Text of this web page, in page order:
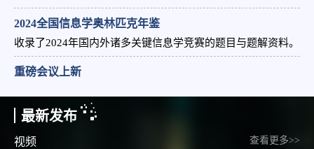
2024全国信息学奥林匹克年鉴
收录了2024年国内外诸多关键信息学竞赛的题目与题解资料。
重磅会议上新
最新发布
视频 查看更多>>